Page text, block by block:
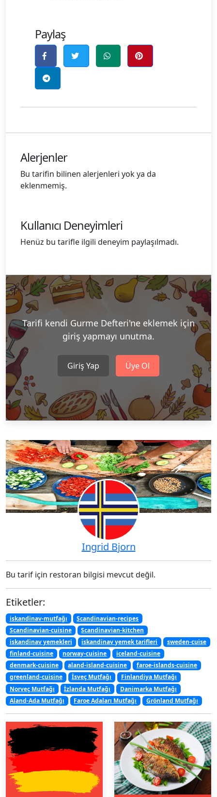
Paylaş
Alerjenler
Bu tarifin bilinen alerjenleri yok ya da
eklenmemiş.
Kullanıcı Deneyimleri
Henüz bu tarifle ilgili deneyim paylaşılmadı.
Tarifi kendi Gurme Defteri'ne eklemek için
giriş yapmayı unutma.
Giriş Yap Üye Ol
Ingrid Bjorn
Bu tarif için restoran bilgisi mevcut değil.
Etiketler:
iskandinav-mutfağı
Scandinavian-recipes
Scandinavian-cuisine
Scandinavian-kitchen
iskandinav yemekleri
iskandinav yemek tarifleri
sweden-cuise
finland-cuisine
norway-cuisine
iceland-cuisine
denmark-cuisine
aland-island-cuisine
faroe-islands-cuisine
greenland-cuisine
İsveç Mutfağı
Finlandiya Mutfağı
Norveç Mutfağı
İzlanda Mutfağı
Danimarka Mutfağı
Aland-Ada Mutfağı
Faroe Adaları Mutfağı Grönland Mutfağı